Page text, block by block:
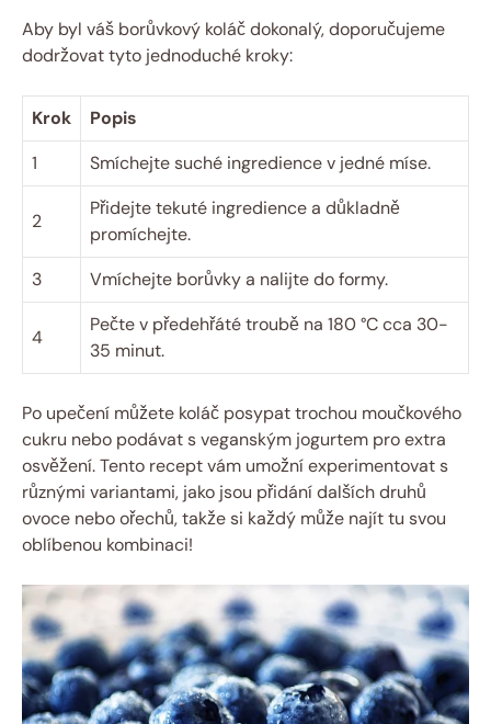
Aby byl váš borůvkový koláč dokonalý, doporučujeme
dodržovat tyto jednoduché kroky:
Krok
Popis
1
Smíchejte suché ingredience v jedné míse.
2
Přidejte tekuté ingredience a důkladně
promíchejte.
3
Vmíchejte borůvky a nalijte do formy.
4
Pečte v předehřáté troubě na 180 °C cca 30-
35 minut.
Po upečení můžete koláč posypat trochou moučkového
cukru nebo podávat s veganským jogurtem pro extra
osvěžení. Tento recept vám umožní experimentovat s
různými variantami, jako jsou přidání dalších druhů
ovoce nebo ořechů, takže si každý může najít tu svou
oblíbenou kombinaci!